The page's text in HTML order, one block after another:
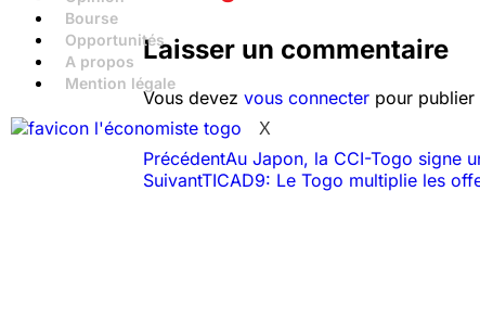
Bourse
Opportunités
A propos
Mention légale
X
Laisser un commentaire
Vous devez vous connecter pour publier
PrécédentAu Japon, la CCI-Togo signe
SuivantTICAD9: Le Togo multiplie les